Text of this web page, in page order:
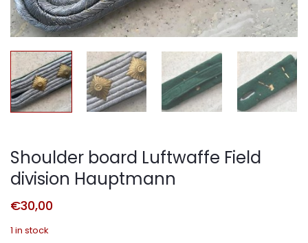
Shoulder board Luftwaffe Field
division Hauptmann
€30,00
1 in stock